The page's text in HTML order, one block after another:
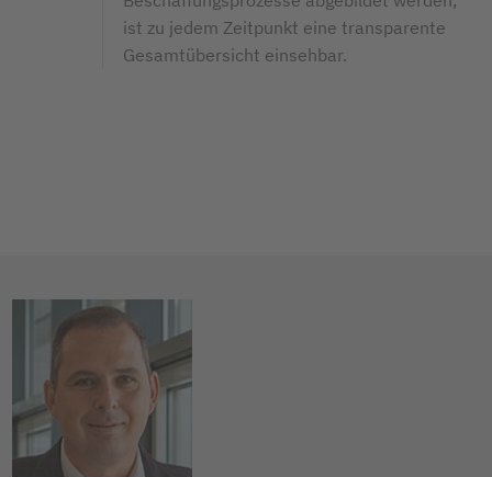
ist zu jedem Zeitpunkt eine transparente
Gesamtübersicht einsehbar.